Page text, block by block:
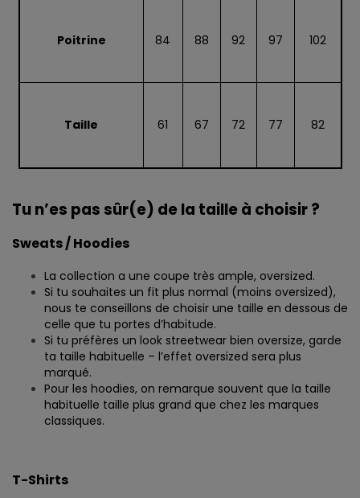
Poitrine 84 88 92 97 102
Taille 61 67 72 77 82
Tu n’es pas sûr(e) de la taille à choisir ?
Sweats / Hoodies
La collection a une coupe très ample, oversized.
Si tu souhaites un fit plus normal (moins oversized),
nous te conseillons de choisir une taille en dessous de
celle que tu portes d’habitude.
Si tu préfères un look streetwear bien oversize, garde
ta taille habituelle – l’effet oversized sera plus
marqué.
Pour les hoodies, on remarque souvent que la taille
habituelle taille plus grand que chez les marques
classiques.
T-Shirts